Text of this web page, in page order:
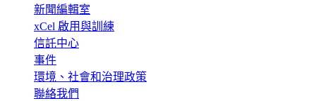
新聞編輯室
xCel 啟用與訓練
信託中心
事件
環境、社會和治理政策
聯絡我們